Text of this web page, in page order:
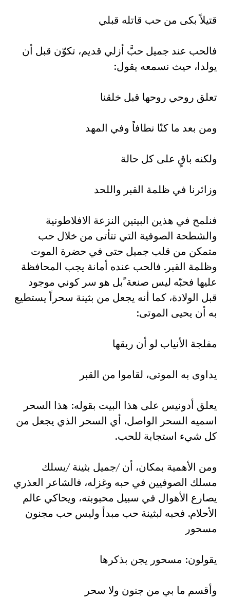
قتيلاً بكى من حب قاتله قبلي‏
فالحب عند جميل حبَّ أزلي قديم، تكوّن قبل أن
يولدا، حيث نسمعه يقول:‏
تعلق روحي روحها قبل خلقنا‏
ومن بعد ما كنّا نطافاً وفي المهد‏
ولكنه باقٍ على كل حالة‏
وزائرنا في ظلمة القبر واللحد‏
فنلمح في هذين البيتين النزعة الافلاطونية
والشطحة الصوفية التي تتأتى من خلال حب
متمكن من قلب جميل حتى في حضرة الموت
وظلمة القبر. فالحب عنده أمانة يجب المحافظة
عليها فحبّه ليس صنعة ًبل هو سر كوني موجود
قبل الولادة، كما أنه يجعل من بثينة سحراً يستطيع
به أن يحيى الموتى:‏
مفلجة الأنياب لو أن ريقها‏
يداوى به الموتى، لقاموا من القبر‏
يعلق أدونيس على هذا البيت بقوله: هذا السحر
اسميه السحر الواصل، أي السحر الذي يجعل من
كل شيء استجابة للحب.‏
ومن الأهمية بمكان، أن /جميل بثينة /يسلك
مسلك الصوفيين في حبه وغزله، فالشاعر العذري
يصارع الأهوال في سبيل محبوبته، ويحاكي عالم
الأحلام. فحبه لبثينة حب مبدأ وليس حب مجنون
مسحور‏
يقولون: مسحور يجن بذكرها‏
وأقسم ما بي من جنون ولا سحر‏